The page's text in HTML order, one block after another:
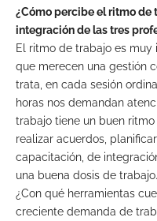
¿Cómo percibe el ritmo de
integración de las tres
El ritmo de trabajo es muy
que merecen una gestión
trata, en cada sesión
horas nos demandan
trabajo tiene un buen
realizar acuerdos,
capacitación, de
una buena dosis de trabajo.
¿Con qué herramientas
creciente demanda de